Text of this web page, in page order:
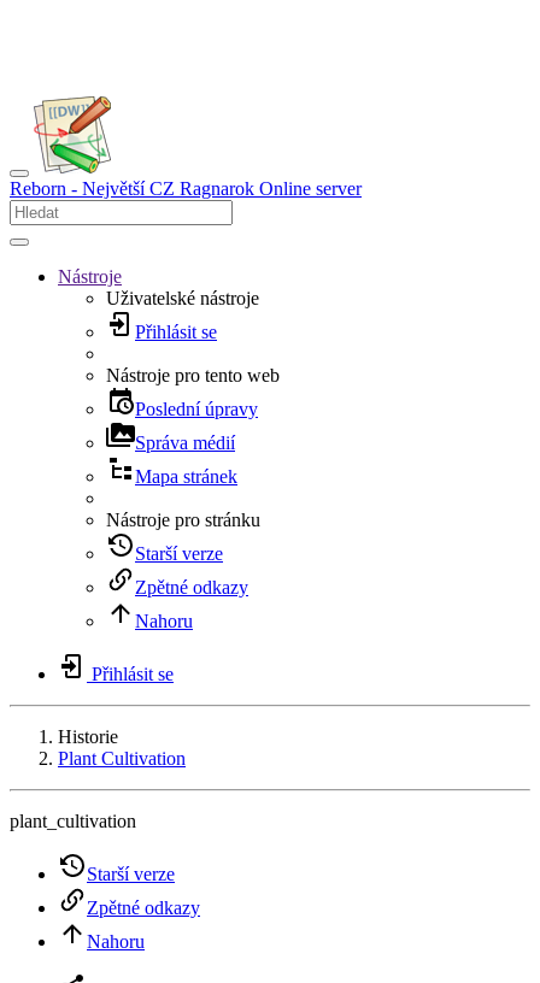
Reborn - Největší CZ Ragnarok Online server
Nástroje
Uživatelské nástroje
Přihlásit se
Nástroje pro tento web
Poslední úpravy
Správa médií
Mapa stránek
Nástroje pro stránku
Starší verze
Zpětné odkazy
Nahoru
Přihlásit se
Historie
Plant Cultivation
plant_cultivation
Starší verze
Zpětné odkazy
Nahoru